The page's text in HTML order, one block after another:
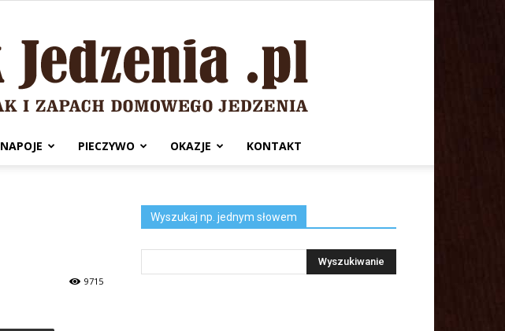
NAPOJE PIECZYWO OKAZJE KONTAKT
9715
Wyszukaj np. jednym słowem